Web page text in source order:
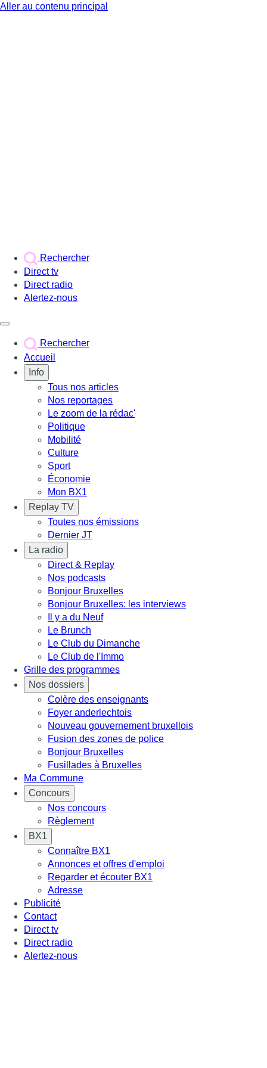
Aller au contenu principal
Rechercher
Direct tv
Direct radio
Alertez-nous
Rechercher
Accueil
Info
Tous nos articles
Nos reportages
Le zoom de la rédac'
Politique
Mobilité
Culture
Sport
Économie
Mon BX1
Replay TV
Toutes nos émissions
Dernier JT
La radio
Direct & Replay
Nos podcasts
Bonjour Bruxelles
Bonjour Bruxelles: les interviews
Il y a du Neuf
Le Brunch
Le Club du Dimanche
Le Club de l'Immo
Grille des programmes
Nos dossiers
Colère des enseignants
Foyer anderlechtois
Nouveau gouvernement bruxellois
Fusion des zones de police
Bonjour Bruxelles
Fusillades à Bruxelles
Ma Commune
Concours
Nos concours
Règlement
BX1
Connaître BX1
Annonces et offres d'emploi
Regarder et écouter BX1
Adresse
Publicité
Contact
Direct tv
Direct radio
Alertez-nous